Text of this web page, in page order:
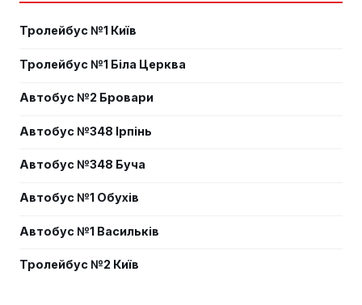
Тролейбус №1 Київ
Тролейбус №1 Біла Церква
Автобус №2 Бровари
Автобус №348 Ірпінь
Автобус №348 Буча
Автобус №1 Обухів
Автобус №1 Васильків
Тролейбус №2 Київ